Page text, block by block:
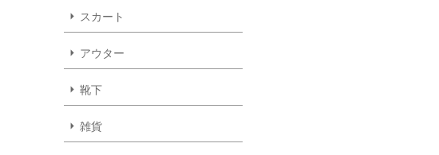
スカート
アウター
靴下
雑貨